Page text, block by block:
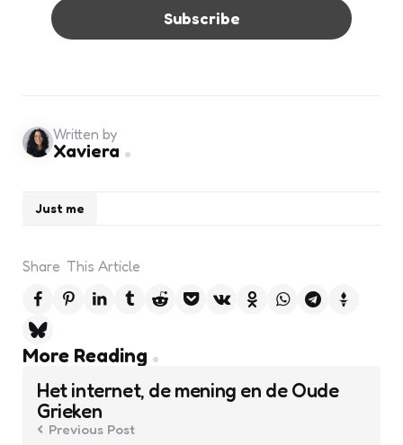
Just me
Written by
Xaviera
Share This Article
More Reading
Post
navigation
Het internet, de mening en de Oude
Grieken
Previous Post